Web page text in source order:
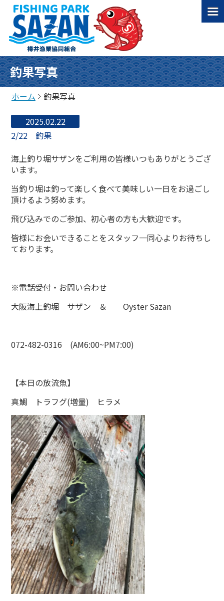
釣果写真
ホーム 釣果写真
2025.02.22
2/22 釣果
海上釣り堀サザンをご利用の皆様いつもありがとうござ
います。
当釣り堀は釣って楽しく食べて美味しい一日をお過ごし
頂けるよう努めます。
飛び込みでのご参加、初心者の方も大歓迎です。
皆様にお会いできることをスタッフ一同心よりお待ちし
ております。
※電話受付・お問い合わせ
大阪海上釣堀 サザン ＆ Oyster Sazan
072-482-0316 (AM6:00~PM7:00)
【本日の放流魚】
真鯛 トラフグ(増量) ヒラメ